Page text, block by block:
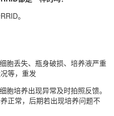
。
胞丢失、瓶身破损、培养液严重
等，重发
胞培养出现异常及时拍照反馈。
正常，后期若出现培养问题不